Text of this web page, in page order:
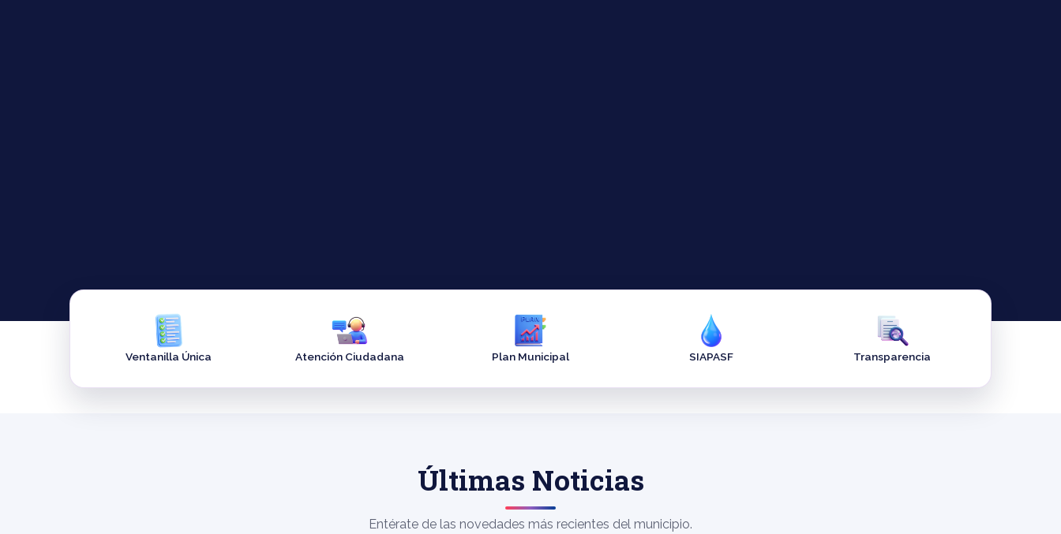
Ventanilla Única Atención Ciudadana Plan Municipal SIAPASF Transparencia
Últimas Noticias
Entérate de las novedades más recientes del municipio.